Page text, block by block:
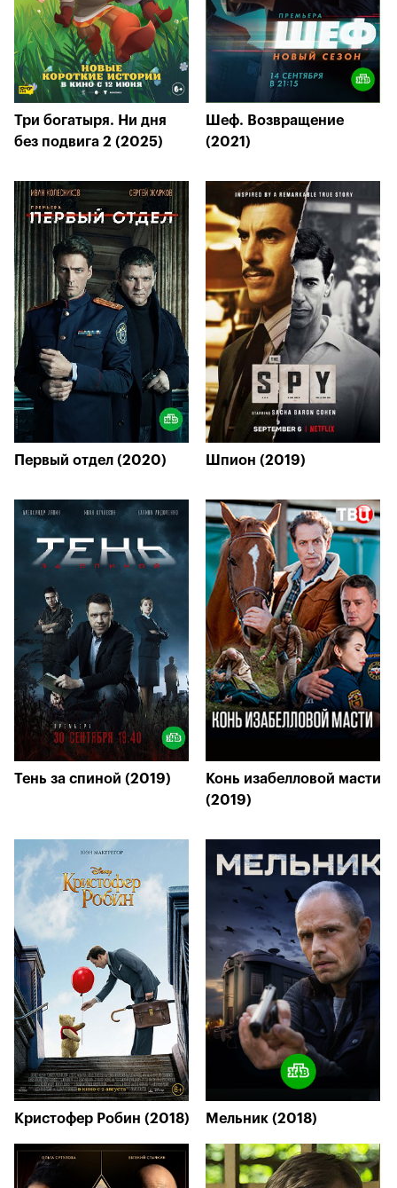
Три богатыря. Ни дня
без подвига 2 (2025)
Шеф. Возвращение
(2021)
Первый отдел (2020) Шпион (2019)
Тень за спиной (2019)
Конь изабелловой масти
(2019)
Кристофер Робин (2018) Мельник (2018)